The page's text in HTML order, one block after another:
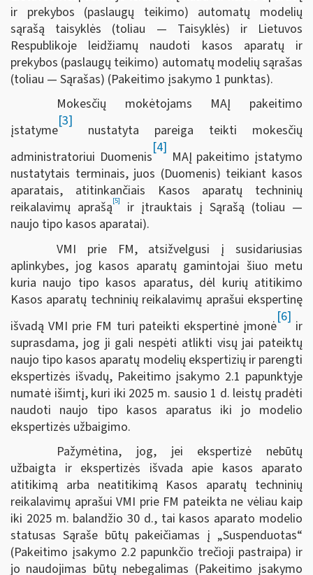
ir prekybos (paslaugų teikimo) automatų modelių
sąrašą taisyklės (toliau — Taisyklės) ir Lietuvos
Respublikoje leidžiamų naudoti kasos aparatų ir
prekybos (paslaugų teikimo) automatų modelių sąrašas
(toliau — Sąrašas) (Pakeitimo įsakymo 1 punktas).
Mokesčių mokėtojams MAĮ pakeitimo
įstatyme
[3]
nustatyta pareiga teikti mokesčių
administratoriui Duomenis
[4]
MAĮ pakeitimo įstatymo
nustatytais terminais, juos (Duomenis) teikiant kasos
aparatais, atitinkančiais Kasos aparatų techninių
reikalavimų aprašą[5]
ir įtrauktais į Sąrašą (toliau —
naujo tipo kasos aparatai).
VMI prie FM, atsižvelgusi į susidariusias
aplinkybes, jog kasos aparatų gamintojai šiuo metu
kuria naujo tipo kasos aparatus, dėl kurių atitikimo
Kasos aparatų techninių reikalavimų aprašui ekspertinę
išvadą VMI prie FM turi pateikti ekspertinė įmonė
[6]
ir
suprasdama, jog ji gali nespėti atlikti visų jai pateiktų
naujo tipo kasos aparatų modelių ekspertizių ir parengti
ekspertizės išvadų, Pakeitimo įsakymo 2.1 papunktyje
numatė išimtį, kuri iki 2025 m. sausio 1 d. leistų pradėti
naudoti naujo tipo kasos aparatus iki jo modelio
ekspertizės užbaigimo.
Pažymėtina, jog, jei ekspertizė nebūtų
užbaigta ir ekspertizės išvada apie kasos aparato
atitikimą arba neatitikimą Kasos aparatų techninių
reikalavimų aprašui VMI prie FM pateikta ne vėliau kaip
iki 2025 m. balandžio 30 d., tai kasos aparato modelio
statusas Sąraše būtų pakeičiamas į „Suspenduotas“
(Pakeitimo įsakymo 2.2 papunkčio trečioji pastraipa) ir
jo naudojimas būtų nebegalimas (Pakeitimo įsakymo